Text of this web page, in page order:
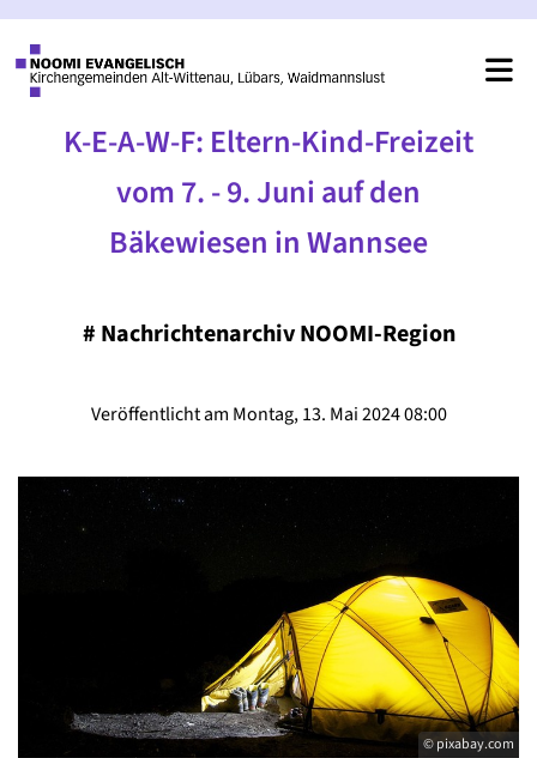
K-E-A-W-F: Eltern-Kind-Freizeit
vom 7. - 9. Juni auf den
Bäkewiesen in Wannsee
# Nachrichtenarchiv NOOMI-Region
Veröffentlicht am Montag, 13. Mai 2024 08:00
© pixabay.com